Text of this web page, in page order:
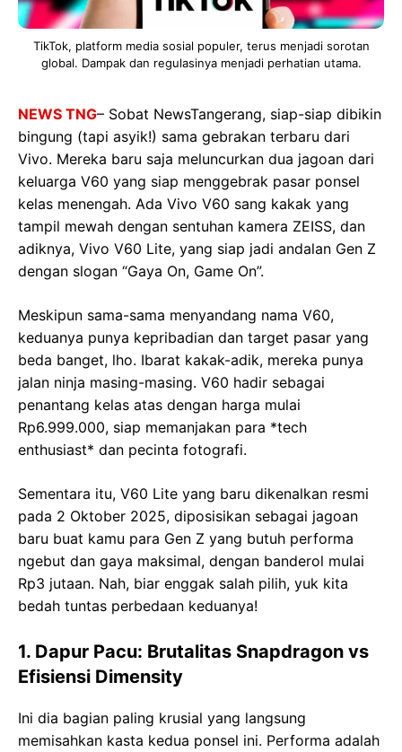
TikTok, platform media sosial populer, terus menjadi sorotan
global. Dampak dan regulasinya menjadi perhatian utama.
NEWS TNG– Sobat NewsTangerang, siap-siap dibikin
bingung (tapi asyik!) sama gebrakan terbaru dari
Vivo. Mereka baru saja meluncurkan dua jagoan dari
keluarga V60 yang siap menggebrak pasar ponsel
kelas menengah. Ada Vivo V60 sang kakak yang
tampil mewah dengan sentuhan kamera ZEISS, dan
adiknya, Vivo V60 Lite, yang siap jadi andalan Gen Z
dengan slogan “Gaya On, Game On”.
Meskipun sama-sama menyandang nama V60,
keduanya punya kepribadian dan target pasar yang
beda banget, lho. Ibarat kakak-adik, mereka punya
jalan ninja masing-masing. V60 hadir sebagai
penantang kelas atas dengan harga mulai
Rp6.999.000, siap memanjakan para *tech
enthusiast* dan pecinta fotografi.
Sementara itu, V60 Lite yang baru dikenalkan resmi
pada 2 Oktober 2025, diposisikan sebagai jagoan
baru buat kamu para Gen Z yang butuh performa
ngebut dan gaya maksimal, dengan banderol mulai
Rp3 jutaan. Nah, biar enggak salah pilih, yuk kita
bedah tuntas perbedaan keduanya!
1. Dapur Pacu: Brutalitas Snapdragon vs
Efisiensi Dimensity
Ini dia bagian paling krusial yang langsung
memisahkan kasta kedua ponsel ini. Performa adalah